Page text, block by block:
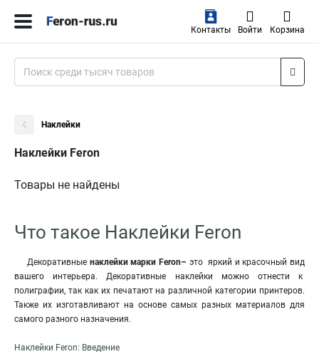
Контакты Войти Корзина
Наклейки
Наклейки Feron
Товары не найдены
Что такое Наклейки Feron
Декоративные наклейки марки Feron– это яркий и красочный вид
вашего интерьера. Декоративные наклейки можно отнести к
полиграфии, так как их печатают на различной категории принтеров.
Также их изготавливают на основе самых разных материалов для
самого разного назначения.
Наклейки Feron: Введение